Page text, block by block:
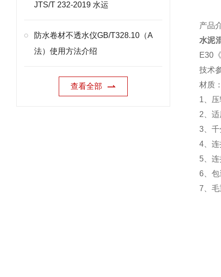
JTS/T 232-2019 水运
防水卷材不透水仪GB/T328.10（A
法）使用方法介绍
查看全部
产品
水泥
E30
技术
材质
1 、
2 、
3 、
4 、
5 、
6 、
7 、